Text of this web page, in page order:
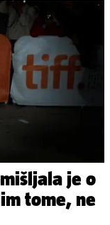
je o
tome, ne